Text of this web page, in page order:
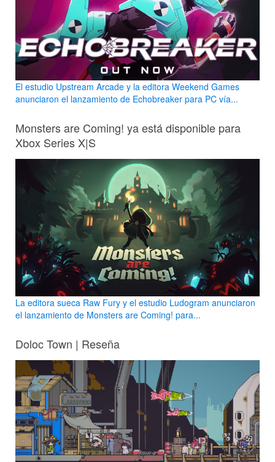
El estudio Upstream Arcade y la editora Weekend Games
anunciaron el lanzamiento de Echobreaker para PC vía...
Monsters are Coming! ya está disponible para
Xbox Series X|S
La editora sueca Raw Fury y el estudio Ludogram anunciaron
el lanzamiento de Monsters are Coming! para...
Doloc Town | Reseña